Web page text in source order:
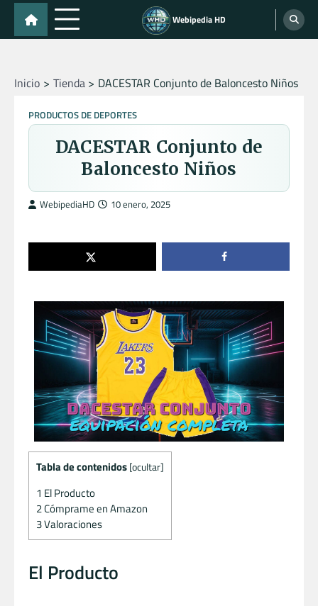
Skip
content
Webipedia HD
Inicio Tienda DACESTAR Conjunto de Baloncesto Niños
PRODUCTOS DE DEPORTES
DACESTAR Conjunto de
Baloncesto Niños
WebipediaHD 10 enero, 2025
Tabla de contenidos [ocultar]
1 El Producto
2Cómprame en Amazon
3Valoraciones
El Producto